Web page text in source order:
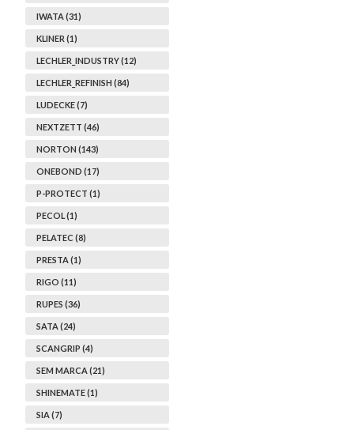
IWATA (31)
KLINER (1)
LECHLER_INDUSTRY (12)
LECHLER_REFINISH (84)
LUDECKE (7)
NEXTZETT (46)
NORTON (143)
ONEBOND (17)
P-PROTECT (1)
PECOL (1)
PELATEC (8)
PRESTA (1)
RIGO (11)
RUPES (36)
SATA (24)
SCANGRIP (4)
SEM MARCA (21)
SHINEMATE (1)
SIA (7)